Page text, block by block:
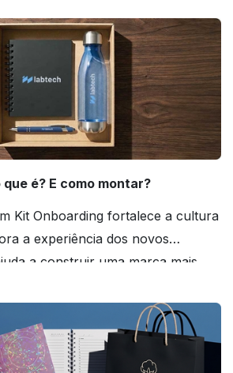
é? E como montar?
Kit Onboarding fortalece a cultura
a experiência dos novos
a construir uma marca mais